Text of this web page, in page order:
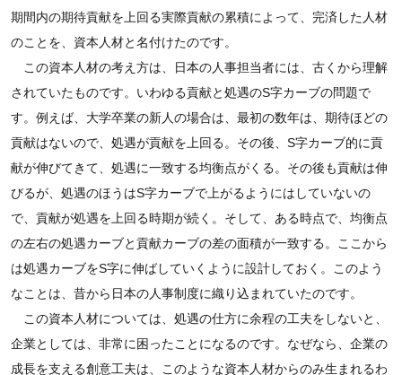
期間内の期待貢献を上回る実際貢献の累積によって、完済した人材
のことを、資本人材と名付けたのです。
この資本人材の考え方は、日本の人事担当者には、古くから理解
されていたものです。いわゆる貢献と処遇のS字カーブの問題で
す。例えば、大学卒業の新人の場合は、最初の数年は、期待ほどの
貢献はないので、処遇が貢献を上回る。その後、S字カーブ的に貢
献が伸びてきて、処遇に一致する均衡点がくる。その後も貢献は伸
びるが、処遇のほうはS字カーブで上がるようにはしていないの
で、貢献が処遇を上回る時期が続く。そして、ある時点で、均衡点
の左右の処遇カーブと貢献カーブの差の面積が一致する。ここから
は処遇カーブをS字に伸ばしていくように設計しておく。このよう
なことは、昔から日本の人事制度に織り込まれていたのです。
この資本人材については、処遇の仕方に余程の工夫をしないと、
企業としては、非常に困ったことになるのです。なぜなら、企業の
成長を支える創意工夫は、このような資本人材からのみ生まれるわ